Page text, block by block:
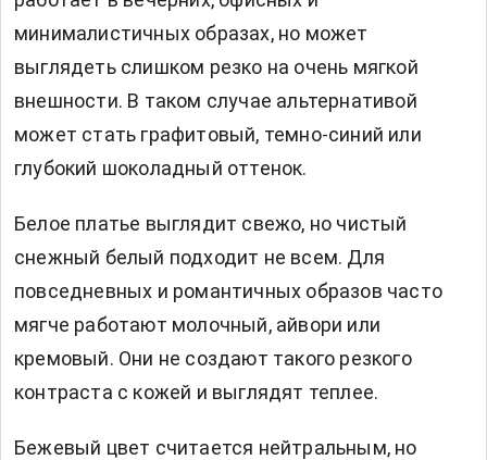
минималистичных образах, но может
выглядеть слишком резко на очень мягкой
внешности. В таком случае альтернативой
может стать графитовый, темно-синий или
глубокий шоколадный оттенок.
Белое платье выглядит свежо, но чистый
снежный белый подходит не всем. Для
повседневных и романтичных образов часто
мягче работают молочный, айвори или
кремовый. Они не создают такого резкого
контраста с кожей и выглядят теплее.
Бежевый цвет считается нейтральным, но